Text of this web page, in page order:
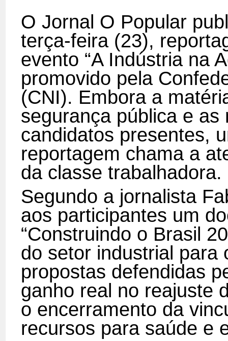
O Jornal O Popular
terça-feira (23),
evento “A Indústria na
promovido pela
(CNI). Embora a
segurança pública e
candidatos presentes,
reportagem chama a
da classe trabalhadora.
Segundo a jornalista
aos participantes um
“Construindo o Brasil
do setor industrial para
propostas defendidas
ganho real no reajuste
o encerramento da
recursos para saúde e